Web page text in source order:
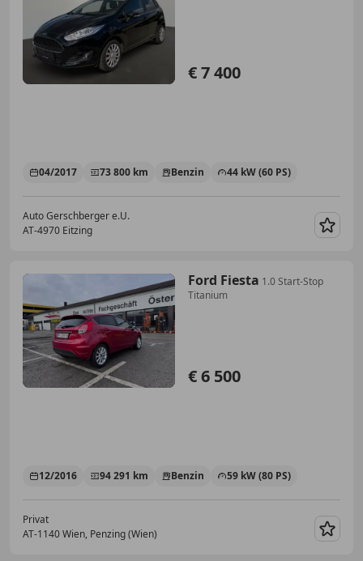
€ 7 400
04/2017 73 800 km Benzin 44 kW (60 PS)
Auto Gerschberger e.U.
AT-4970 Eitzing
Ford Fiesta 1.0 Start-Stop
Titanium
€ 6 500
12/2016 94 291 km Benzin 59 kW (80 PS)
Privat
AT-1140 Wien, Penzing (Wien)